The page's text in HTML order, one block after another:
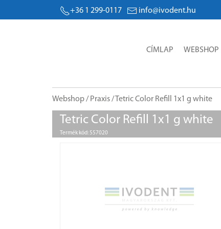
+36 1 299-0117 info@ivodent.hu
CÍMLAP WEBSHOP
Webshop/ Praxis/ Tetric Color Refill 1x1 g white
Tetric Color Refill 1x1 g white
Termék kód: 557020